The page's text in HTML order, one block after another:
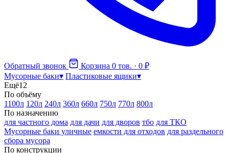
Обратный звонок Корзина 0 тов. · 0 ₽
Мусорные баки▾ Пластиковые ящики▾
Ещё12
По объёму
1100л 120л 240л 360л 660л 750л 770л 800л
По назначению
для частного дома для дачи для дворов тбо для ТКО
Мусорные баки уличные емкости для отходов для раздельного
сбора мусора
По конструкции